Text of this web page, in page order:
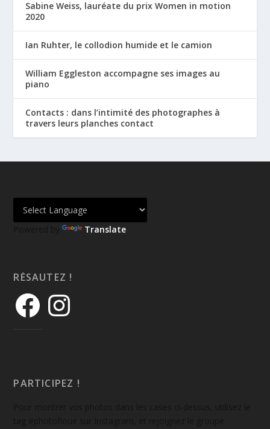
Sabine Weiss, lauréate du prix Women in motion
2020
Ian Ruhter, le collodion humide et le camion
William Eggleston accompagne ses images au
piano
Contacts : dans l’intimité des photographes à
travers leurs planches contact
Powered by Translate
RÉSAUTEZ !
PARTICIPEZ !